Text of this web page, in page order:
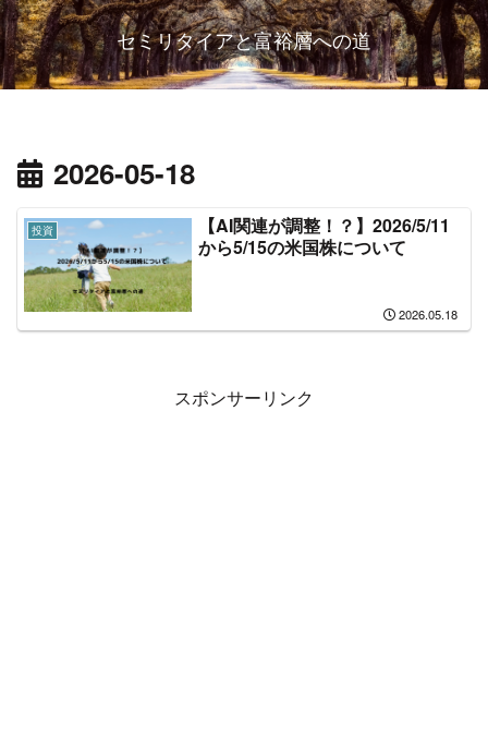
セミリタイアと富裕層への道
2026-05-18
投資
【AI関連が調整！？】2026/5/11
から5/15の米国株について
2026.05.18
スポンサーリンク